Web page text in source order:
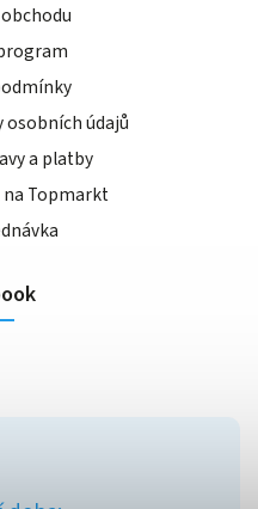
údajů
a platby
Topmarkt